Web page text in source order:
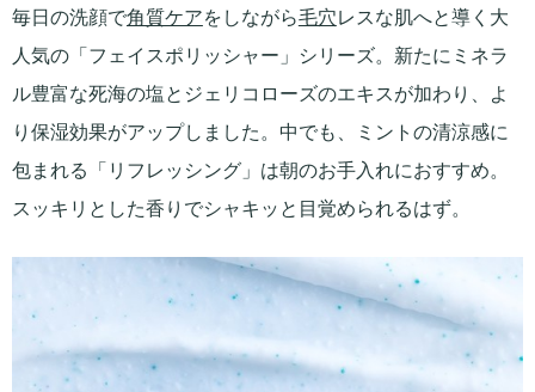
毎日の洗顔で角質ケアをしながら毛穴レスな肌へと導く大
人気の「フェイスポリッシャー」シリーズ。新たにミネラ
ル豊富な死海の塩とジェリコローズのエキスが加わり、よ
り保湿効果がアップしました。中でも、ミントの清涼感に
包まれる「リフレッシング」は朝のお手入れにおすすめ。
スッキリとした香りでシャキッと目覚められるはず。